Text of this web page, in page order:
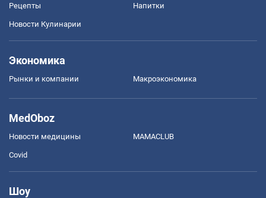
Рецепты Напитки
Новости Кулинарии
Экономика
Рынки и компании Mакроэкономика
MedOboz
Новости медицины MAMACLUB
Covid
Шоу